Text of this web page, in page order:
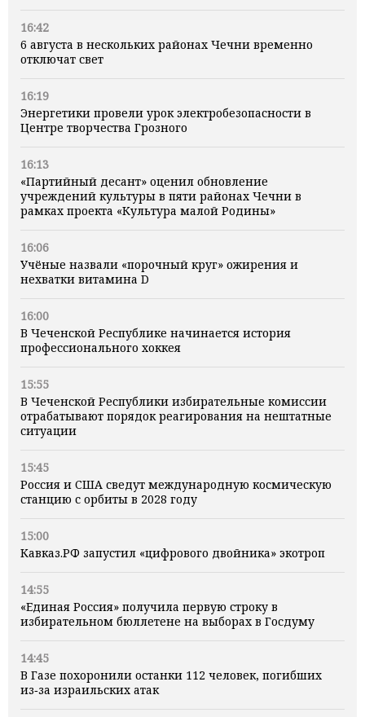
16:42
6 августа в нескольких районах Чечни временно
отключат свет
16:19
Энергетики провели урок электробезопасности в
Центре творчества Грозного
16:13
«Партийный десант» оценил обновление
учреждений культуры в пяти районах Чечни в
рамках проекта «Культура малой Родины»
16:06
Учёные назвали «порочный круг» ожирения и
нехватки витамина D
16:00
В Чеченской Республике начинается история
профессионального хоккея
15:55
В Чеченской Республики избирательные комиссии
отрабатывают порядок реагирования на нештатные
ситуации
15:45
Россия и США сведут международную космическую
станцию с орбиты в 2028 году
15:00
Кавказ.РФ запустил «цифрового двойника» экотроп
14:55
«Единая Россия» получила первую строку в
избирательном бюллетене на выборах в Госдуму
14:45
В Газе похоронили останки 112 человек, погибших
из‑за израильских атак